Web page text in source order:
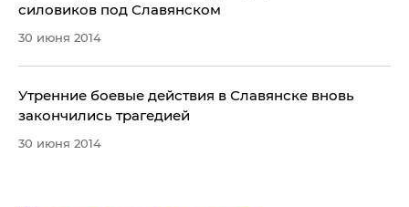
силовиков под Славянском
30 июня 2014
Утренние боевые действия в Славянске вновь
закончились трагедией
30 июня 2014